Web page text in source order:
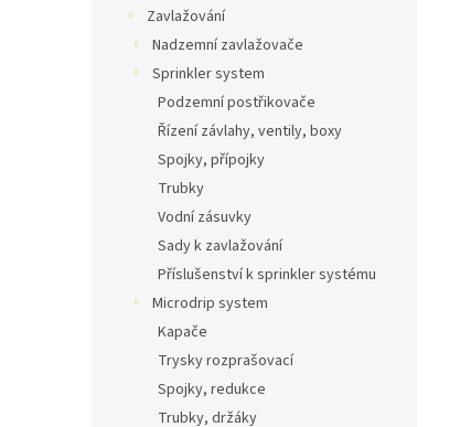
Zavlažování
Nadzemní zavlažovače
Sprinkler system
Podzemní postřikovače
Řízení závlahy, ventily, boxy
Spojky, přípojky
Trubky
Vodní zásuvky
Sady k zavlažování
Příslušenství k sprinkler systému
Microdrip system
Kapače
Trysky rozprašovací
Spojky, redukce
Trubky, držáky